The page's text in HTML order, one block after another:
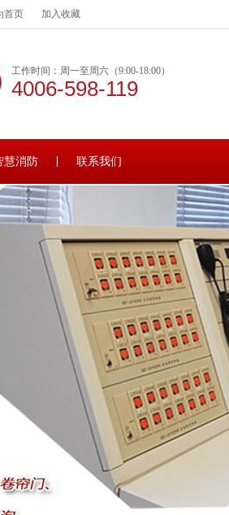
首页 加入收藏
工作时间：周一至周六（9:00-18:00）
4006-598-119
慧消防 联系我们